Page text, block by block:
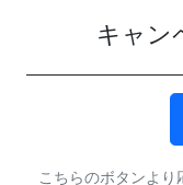
キャン
こちらのボタンより